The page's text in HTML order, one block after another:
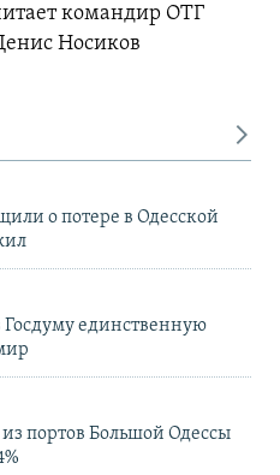
командир ОТГ
Носиков
о потере в Одесской
Госдуму единственную
портов Большой Одессы